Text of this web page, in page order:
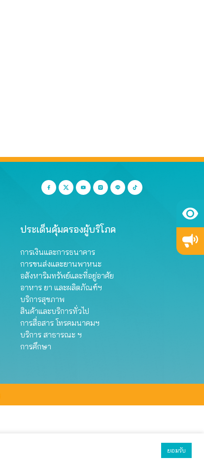
ประเด็นคุ้มครองผู้บริโภค
การเงินและการธนาคาร
การขนส่งและยานพาหนะ
อสังหาริมทรัพย์และที่อยู่อาศัย
อาหาร ยา และผลิตภัณฑ์ฯ
บริการสุขภาพ
สินค้าและบริการทั่วไป
การสื่อสาร โทรคมนาคมฯ
บริการ สาธารณะ ฯ
การศึกษา
ยอมรับ